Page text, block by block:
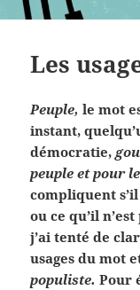
Les
Peuple, le mot
instant,
démocratie,
peuple et pour
compliquent
ou ce qu’il
j’ai tenté de
usages du mot
populiste.Pour